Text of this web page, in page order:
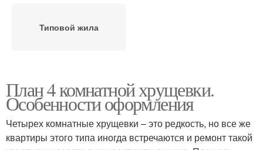
Типовой жила
План 4 комнатной хрущевки.
Особенности оформления
Четырех комнатные хрущевки – это редкость, но все же
квартиры этого типа иногда встречаются и ремонт такой